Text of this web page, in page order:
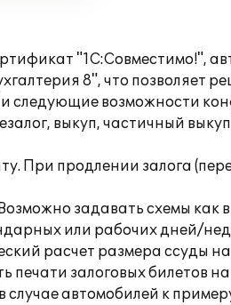
"1С:Совместимо!",
8", что позволяет
следующие возможности
выкуп, частичный
При продлении залога
задавать схемы
или рабочих дней/
расчет размера ссуды
залоговых билетов
автомобилей к